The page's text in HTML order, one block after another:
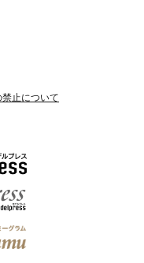
止について